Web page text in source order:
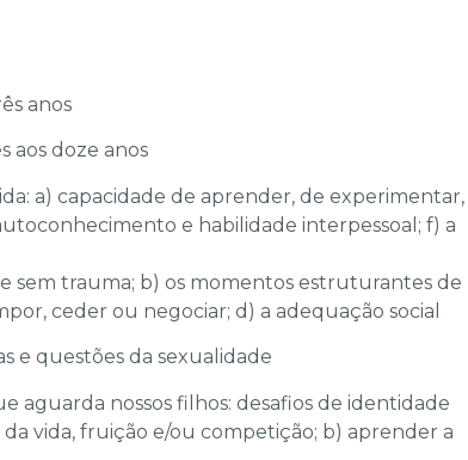
anos
aos doze anos
a) capacidade de aprender, de experimentar,
e habilidade interpessoal; f) a
sem trauma; b) os momentos estruturantes de
ceder ou negociar; d) a adequação social
e questões da sexualidade
aguarda nossos filhos: desafios de identidade
vida, fruição e/ou competição; b) aprender a